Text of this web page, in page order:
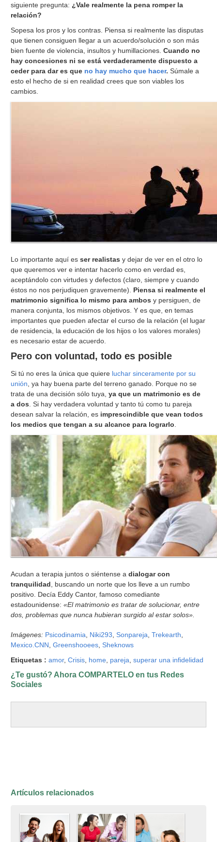
siguiente pregunta: ¿Vale realmente la pena romper la
relación?
Sopesa los pros y los contras. Piensa si realmente las disputas
que tienen consiguen llegar a un acuerdo/solución o son más
bien fuente de violencia, insultos y humillaciones.Cuando no
hay concesiones ni se está verdaderamente dispuesto a
ceder para dar es que no hay mucho que hacer. Súmale a
esto el hecho de si en realidad crees que son viables los
cambios.
Lo importante aquí esser realistasy dejar de ver en el otro lo
que queremos ver e intentar hacerlo como en verdad es,
aceptándolo con virtudes y defectos (claro, siempre y cuando
éstos no nos perjudiquen gravemente).
Piensa si realmente el
matrimonio significa lo mismo para ambos y persiguen, de
manera conjunta, los mismos objetivos. Y es que, en temas
importantes que pueden afectar el curso de la relación (el lugar
de residencia, la educación de los hijos o los valores morales)
es necesario estar de acuerdo.
Pero con voluntad, todo es posible
Si tú no eres la única que quiere luchar sinceramente por su
unión , ya hay buena parte del terreno ganado. Porque no se
trata de una decisión sólo tuya,ya que un matrimonio es de
a dos . Si hay verdadera voluntad y tanto tú como tu pareja
desean salvar la relación, es imprescindible que vean todos
los medios que tengan a su alcance para lograrlo
Acudan a terapia juntos o siéntense a dialogar con
tranquilidad , buscando un norte que los lleve a un rumbo
positivo. Decía Eddy Cantor, famoso comediante
estadounidense:«El matrimonio es tratar de solucionar, entre
dos, problemas que nunca hubieran surgido al estar solos».
Imágenes: Psicodinamia Niki293 ,Sonpareja ,Trekearth
Mexico.CNN ,Greenshooees ,Sheknows
Etiquetas :amor,Crisis home pareja ,superar una infidelidad
¿Te gustó? Ahora COMPARTELO en tus Redes
Sociales
Artículos relacionados